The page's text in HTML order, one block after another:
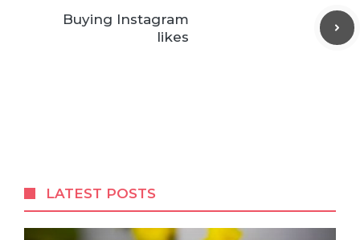
Buying Instagram
likes
LATEST POSTS